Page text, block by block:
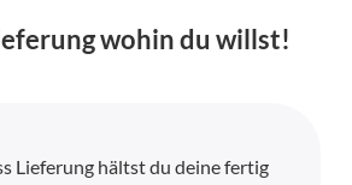
wohin du willst!
Lieferung hältst du deine fertig